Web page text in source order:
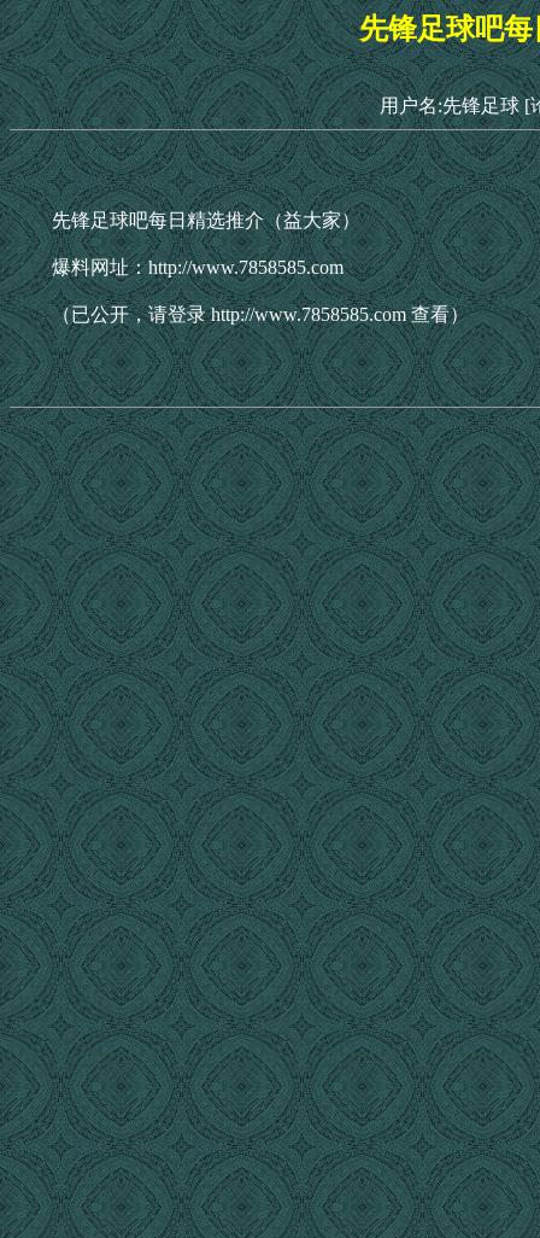
先锋足球吧
用户名:先锋足球 [
先锋足球吧每日精选推介（益大家）
爆料网址：http://www.7858585.com
（已公开，请登录 http://www.7858585.com 查看）